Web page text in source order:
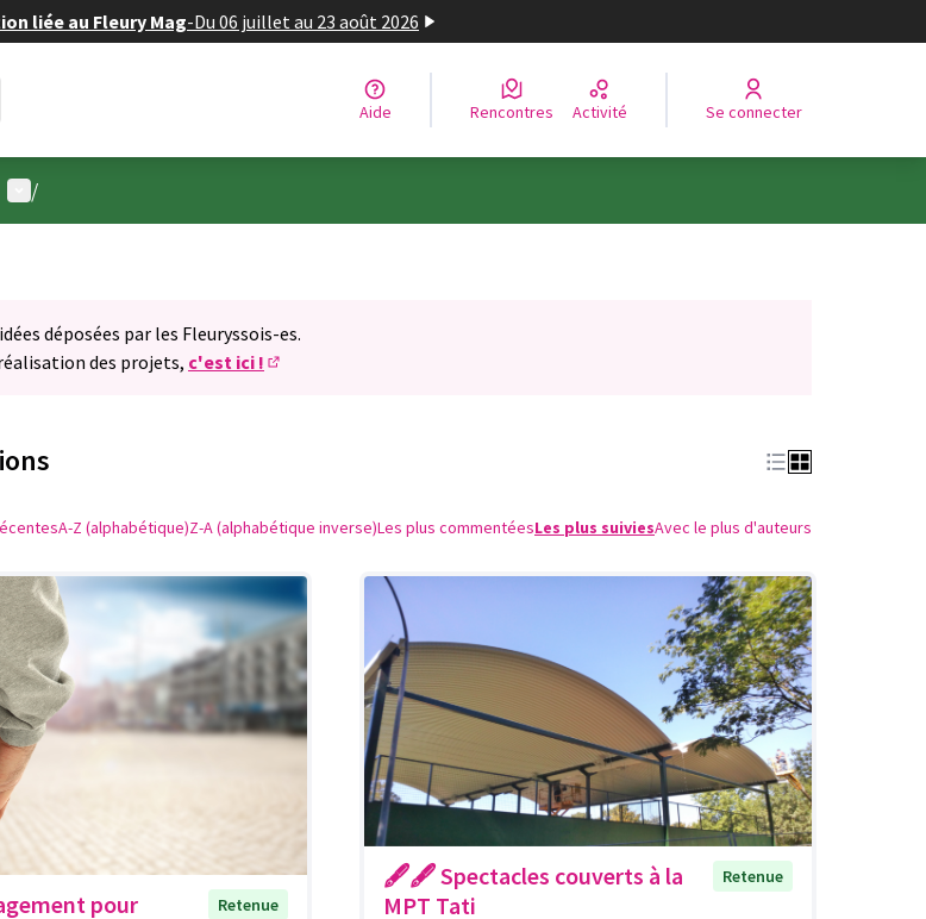
liée au Fleury Mag-Du 06 juillet au 23 août 2026
Aide Rencontres Activité Se connecter
Menu utilisateur
/
déposées par les Fleuryssois-es.
des projets, c'est ici !
A-Z (alphabétique)Z-A (alphabétique inverse)Les plus commentéesLes plus suiviesAvec le plus d'auteurs
pour
Retenue
🖋🖋 Spectacles couverts à la
MPT Tati
Retenue